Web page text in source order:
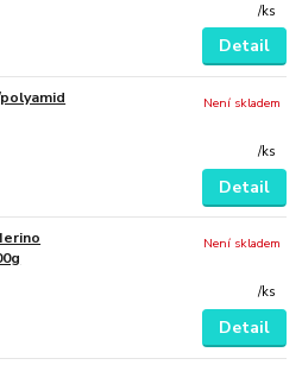
/ks
Detail
/ks
Není skladem
Detail
/ks
Není skladem
Detail